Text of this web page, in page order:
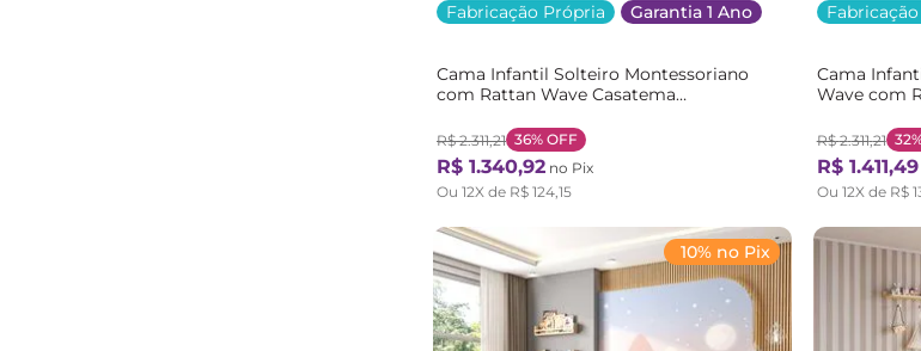
Fabricação Própria Garantia 1 Ano
Cama Infantil Solteiro Montessoriano
com Rattan Wave Casatema
R$ 2.311,21 36% OFF
R$ 1.340,92 no Pix
Ou 12X de R$ 124,15
Cama
Wave com
R$ 2.311,21
R$ 1.411,49
Ou 12X de R$
10% no Pix